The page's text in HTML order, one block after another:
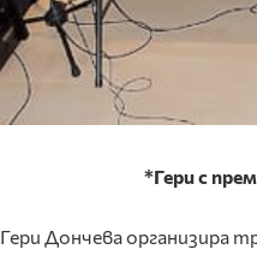
*Гери с
Гери Дончева организира